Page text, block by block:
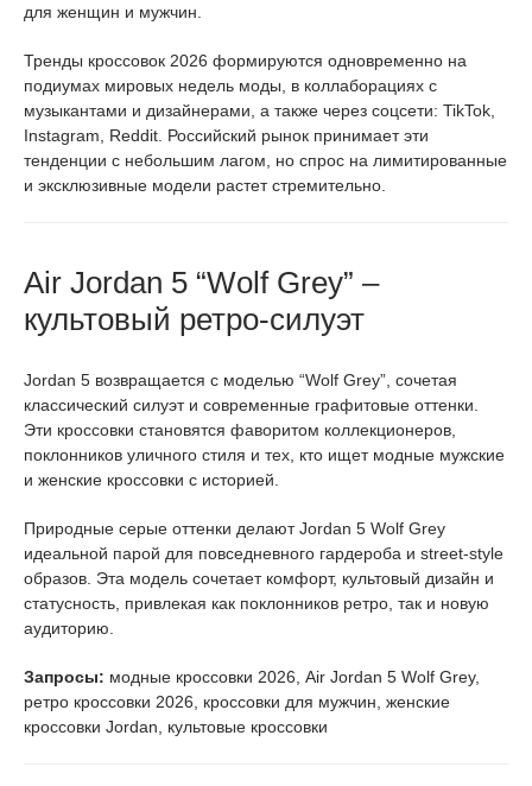
для женщин и мужчин.
Тренды кроссовок 2026 формируются одновременно на
подиумах мировых недель моды, в коллаборациях с
музыкантами и дизайнерами, а также через соцсети: TikTok,
Instagram, Reddit. Российский рынок принимает эти
тенденции с небольшим лагом, но спрос на лимитированные
и эксклюзивные модели растет стремительно.
Air Jordan 5 “Wolf Grey” –
культовый ретро-силуэт
Jordan 5 возвращается с моделью “Wolf Grey”, сочетая
классический силуэт и современные графитовые оттенки.
Эти кроссовки становятся фаворитом коллекционеров,
поклонников уличного стиля и тех, кто ищет модные мужские
и женские кроссовки с историей.
Природные серые оттенки делают Jordan 5 Wolf Grey
идеальной парой для повседневного гардероба и street-style
образов. Эта модель сочетает комфорт, культовый дизайн и
статусность, привлекая как поклонников ретро, так и новую
аудиторию.
Запросы: модные кроссовки 2026, Air Jordan 5 Wolf Grey,
ретро кроссовки 2026, кроссовки для мужчин, женские
кроссовки Jordan, культовые кроссовки